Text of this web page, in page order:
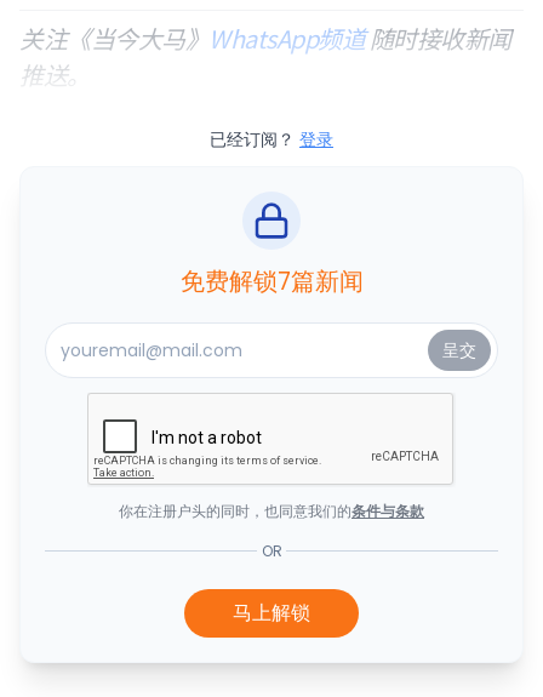
关注《当今大马》 WhatsApp频道随时接收新闻
推送。
已经订阅？ 登录
免费解锁7篇新闻
你在注册户头的同时，也同意我们的条件与条款
OR
马上解锁